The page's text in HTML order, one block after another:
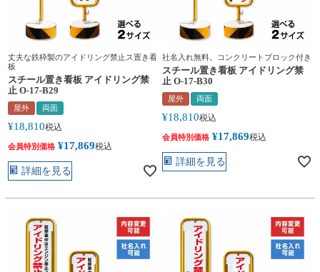
丈夫な鉄枠製のアイドリング禁止ス置き看
板
スチール置き看板 アイドリング禁
止 O-17-B29
屋外 両面
¥18,810税込
会員特別価格 ¥17,869税込
詳細を見る
社名入れ無料。コンクリートブロック付き
スチール置き看板 アイドリング禁
止 O-17-B30
屋外 両面
¥18,810税込
会員特別価格 ¥17,869税込
詳細を見る